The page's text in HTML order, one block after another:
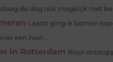
de dag ook mogelijk met
Laatst ging ik bomen
een heel...
in Rotterdam Riool